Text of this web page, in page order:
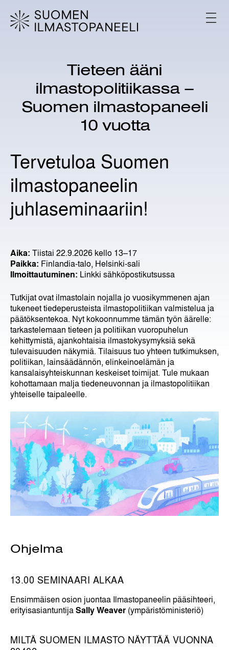
V
A
Tieteen ääni
ilmastopolitiikassa –
Suomen ilmastopaneeli
10 vuotta
Tervetuloa Suomen
ilmastopaneelin
juhlaseminaariin!
Aika: Tiistai 22.9.2026 kello 13–17
Paikka: Finlandia-talo, Helsinki-sali
Ilmoittautuminen: Linkki sähköpostikutsussa
Tutkijat ovat ilmastolain nojalla jo vuosikymmenen ajan
tukeneet tiedeperusteista ilmastopolitiikan valmistelua ja
päätöksentekoa. Nyt kokoonnumme tämän työn äärelle:
tarkastelemaan tieteen ja politiikan vuoropuhelun
kehittymistä, ajankohtaisia ilmastokysymyksiä sekä
tulevaisuuden näkymiä. Tilaisuus tuo yhteen tutkimuksen,
politiikan, lainsäädännön, elinkeinoelämän ja
kansalaisyhteiskunnan keskeiset toimijat. Tule mukaan
kohottamaan malja tiedeneuvonnan ja ilmastopolitiikan
yhteiselle taipaleelle.
Ohjelma
13.00 SEMINAARI ALKAA
Ensimmäisen osion juontaa Ilmastopaneelin pääsihteeri,
erityisasiantuntijaSally Weaver (ympäristöministeriö)
MILTÄ SUOMEN ILMASTO NÄYTTÄÄ VUONNA